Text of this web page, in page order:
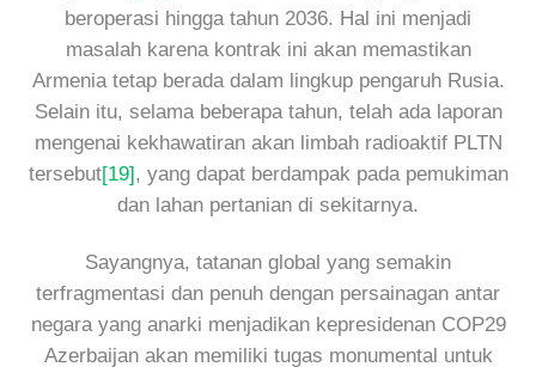
beroperasi hingga tahun 2036. Hal ini menjadi
masalah karena kontrak ini akan memastikan
Armenia tetap berada dalam lingkup pengaruh Rusia.
Selain itu, selama beberapa tahun, telah ada laporan
mengenai kekhawatiran akan limbah radioaktif PLTN
tersebut[19], yang dapat berdampak pada pemukiman
dan lahan pertanian di sekitarnya.
Sayangnya, tatanan global yang semakin
terfragmentasi dan penuh dengan persainagan antar
negara yang anarki menjadikan kepresidenan COP29
Azerbaijan akan memiliki tugas monumental untuk